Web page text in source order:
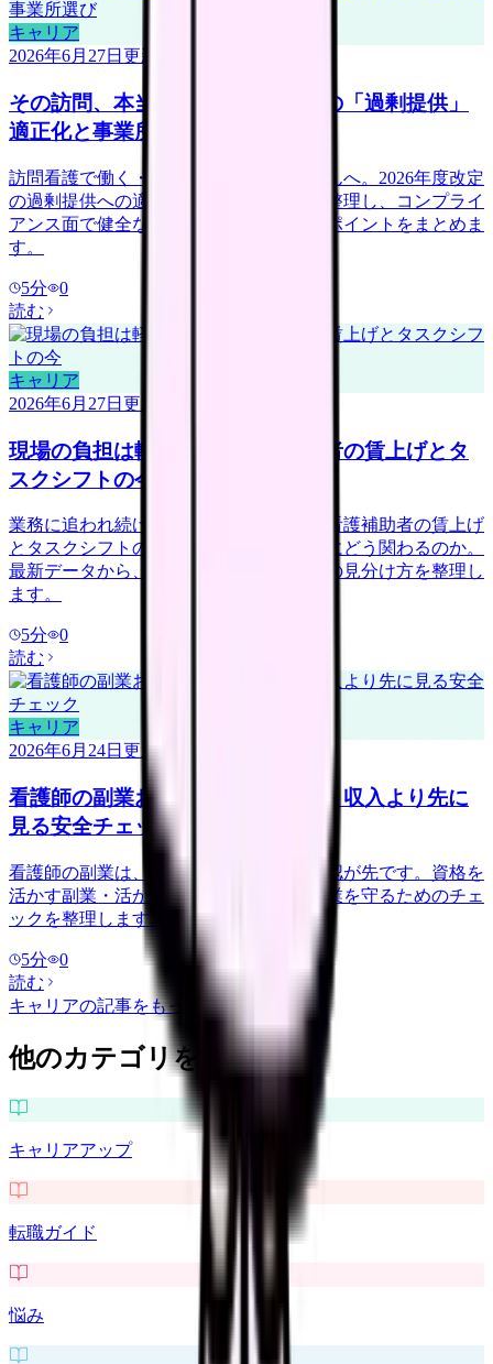
キャリア
2026年6月27日 更新
その訪問、本当に必要？訪問看護の「過剰提供」
適正化と事業所選び
訪問看護で働く・転職を考える看護師さんへ。2026年度改定
の過剰提供への適正化や不正請求報道を整理し、コンプライ
アンス面で健全な事業所を見極める確認ポイントをまとめま
す。
5分
0
読む
キャリア
2026年6月27日 更新
現場の負担は軽くなる？看護補助者の賃上げとタ
スクシフトの今
業務に追われ続けている看護師さんへ。看護補助者の賃上げ
とタスクシフトの広がりが、現場の負担にどう関わるのか。
最新データから、負担を分け合える職場の見分け方を整理し
ます。
5分
0
読む
キャリア
2026年6月24日 更新
看護師の副業おすすめを探す前に。収入より先に
見る安全チェック
看護師の副業は、稼げる金額より安全確認が先です。資格を
活かす副業・活かさない副業の例と、本業を守るためのチェ
ックを整理します。
5分
0
読む
キャリアの記事をもっと見る
他のカテゴリを探す
キャリアアップ
転職ガイド
悩み